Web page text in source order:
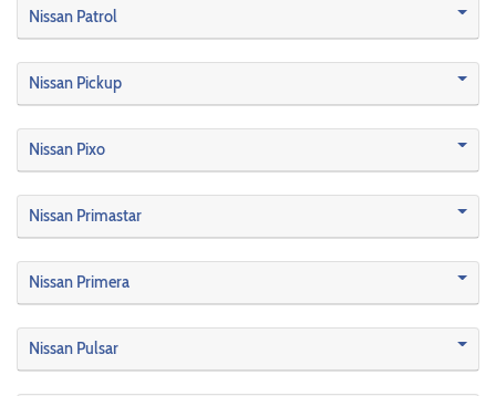
Nissan Patrol
Nissan Pickup
Nissan Pixo
Nissan Primastar
Nissan Primera
Nissan Pulsar